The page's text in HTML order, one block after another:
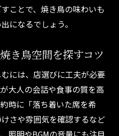
ことで、焼き鳥の味わいも
になるでしょう。
き鳥空間を探すコツ
には、店選びに工夫が必要
大人の会話や食事の質を高
時に「落ち着いた席を希
さや雰囲気を確認するなど